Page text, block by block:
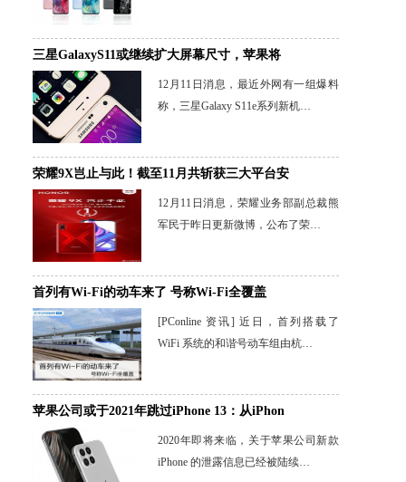
三星GalaxyS11或继续扩大屏幕尺寸，苹果将
12月11日消息，最近外网有一组爆料
称，三星Galaxy S11e系列新机…
荣耀9X岂止与此！截至11月共斩获三大平台安
12月11日消息，荣耀业务部副总裁熊
军民于昨日更新微博，公布了荣…
首列有Wi-Fi的动车来了 号称Wi-Fi全覆盖
[PConline 资讯] 近日，首列搭载了
WiFi 系统的和谐号动车组由杭…
苹果公司或于2021年跳过iPhone 13：从iPhon
2020年即将来临，关于苹果公司新款
iPhone 的泄露信息已经被陆续…